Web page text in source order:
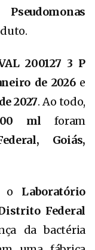
Pseudomonas
200127 3 P
de 2026e
2027. Ao todo,
ml foram
Goiás,
o Laboratório
Federal
da bactéria